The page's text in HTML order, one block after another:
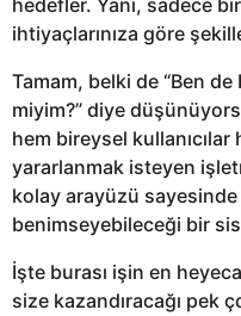
ihtiyaçlarınıza göre
Tamam, belki de “Ben
miyim?” diye
hem bireysel
yararlanmak isteyen
kolay arayüzü
benimseyebileceği bir
İşte burası işin en
size kazandıracağı pek